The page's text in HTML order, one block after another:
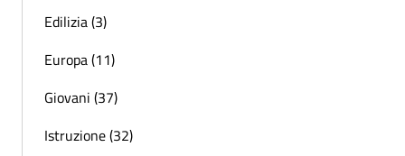
Edilizia (3)
Europa (11)
Giovani (37)
Istruzione (32)